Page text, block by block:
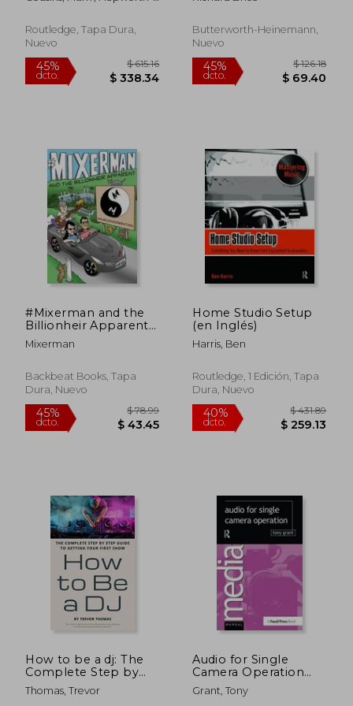
45%
dcto. $ 58.59
45%
dcto. $
45% 45%
dcto.
(en Inglés)
Routledge, Tapa Dura,
Nuevo
Butterworth-Heinemann,
Nuevo
#Mixerman and the
Billionheir Apparent
(en Inglés)
Mixerman
Backbeat Books, Tapa
Dura, Nuevo
Home Studio Setup
(en Inglés)
Harris, Ben
Routledge, 1 Edición, Tapa
Dura, Nuevo
How to be a dj: The
Complete Step by
Step Guide to Getting
Your First Show (en
Thomas, Trevor
Audio for Single
Camera Operation
(en Inglés)
Grant, Tony